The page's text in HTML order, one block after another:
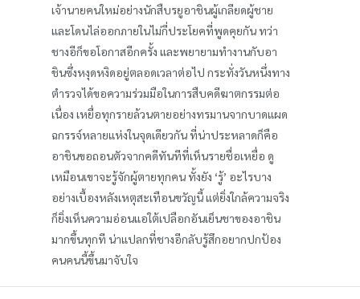
เจ้านายคนใหม่อย่างนักสืบรยูอาชินผู้เกลียดผู้ชาย
และโดนไล่ออกภายในไม่กี่ประโยคที่พูดคุยกัน ทว่า
ชางอีก็ขอโอกาสอีกครั้ง และพยายามทำงานกับอา
ชินซึ่งหงุดหงิดอยู่ตลอดเวลาต่อไป กระทั่งวันหนึ่งทาง
ตำรวจได้ขอความร่วมมือในการสืบคดีฆาตกรรมต่อ
เนื่อง เหยื่อทุกรายล้วนตายอย่างทรมานจากบาดแผด
ฉกรรจ์หลายแห่งในจุดเดียวกัน ที่น่าประหลาดก็คือ
อาชินขอถอนตัวจากคดีทันทีที่เห็นรายชื่อเหยื่อ ดู
เหมือนเขาจะรู้จักผู้ตายทุกคน ทั้งยัง ‘รู้’ อะไรบาง
อย่างเบื้องหลังเหตุสะเทือนขวัญนี้ แต่ยิ่งใกล้ความจริง
ก็ยิ่งเห็นความอ่อนแอใต้เปลือกอันเย็นชาของอาชิน
มากขึ้นทุกที น่าแปลกที่ชางอีกลับรู้สึกอยากปกป้อง
คนคนนี้ขึ้นมาจับใจ